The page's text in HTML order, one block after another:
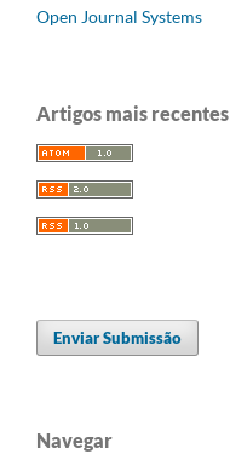
Open Journal Systems
Artigos mais recentes
Enviar Submissão
Navegar